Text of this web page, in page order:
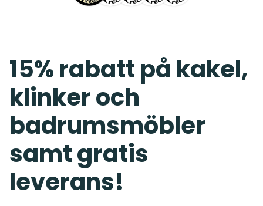
15% rabatt på kakel,
klinker och
badrumsmöbler
samt gratis
leverans!